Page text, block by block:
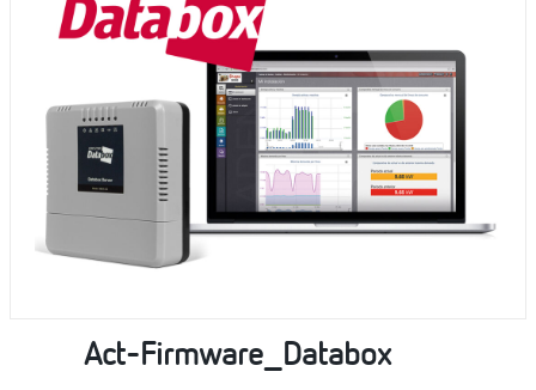
Act-Firmware_Databox